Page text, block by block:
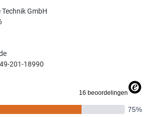
GmbH
201-18990